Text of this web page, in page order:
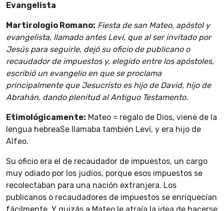
Evangelista
Martirologio Romano: Fiesta de san Mateo, apóstol y
evangelista, llamado antes Leví, que al ser invitado por
Jesús para seguirle, dejó su oficio de publicano o
recaudador de impuestos y, elegido entre los apóstoles,
escribió un evangelio en que se proclama
principalmente que Jesucristo es hijo de David, hijo de
Abrahán, dando plenitud al Antiguo Testamento.
Etimológicamente: Mateo = regalo de Dios, viene de la
lengua hebreaSe llamaba también Leví, y era hijo de
Alfeo.
Su oficio era el de recaudador de impuestos, un cargo
muy odiado por los judíos, porque esos impuestos se
recolectaban para una nación extranjera. Los
publicanos o recaudadores de impuestos se enriquecían